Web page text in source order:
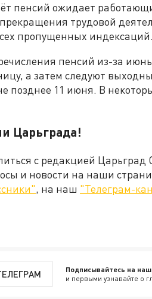
пенсий ожидает
трудовой
пропущенных индексаций.
пенсий из-за
а затем следуют
позднее 11 июня. В
Царьграда!
с редакцией
и новости на наши
, на наш "Телеграм-
Подписывайтесь на
и первыми узнавайте о